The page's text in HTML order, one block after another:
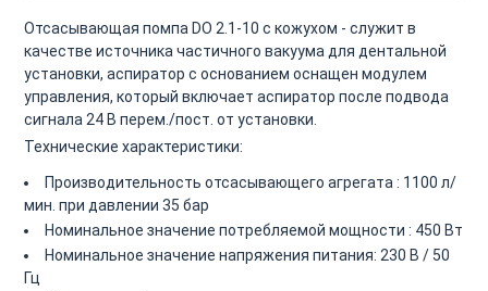
Отсасывающая помпа DO 2.1-10 с кожухом - служит в
качестве источника частичного вакуума для дентальной
установки, аспиратор с основанием оснащен модулем
управления, который включает аспиратор после подвода
сигнала 24 В перем./пост. от установки.
Технические характеристики:
Производительность отсасывающего агрегата : 1100 л/
мин. при давлении 35 бар
Номинальное значение потребляемой мощности : 450 Вт
Номинальное значение напряжения питания: 230 В / 50
Гц